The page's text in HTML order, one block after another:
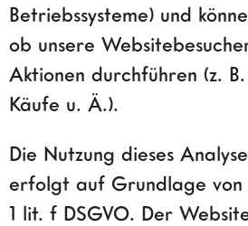
Betriebssysteme) und
ob unsere
Aktionen durchführen (z. B.
Käufe u. Ä.).
Die Nutzung dieses
erfolgt auf Grundlage
1 lit. f DSGVO. Der